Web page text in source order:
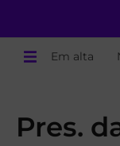
Em alta
Pres.